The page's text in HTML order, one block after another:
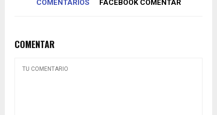
COMENTARIOS FACEBOOK COMENTAR
COMENTAR